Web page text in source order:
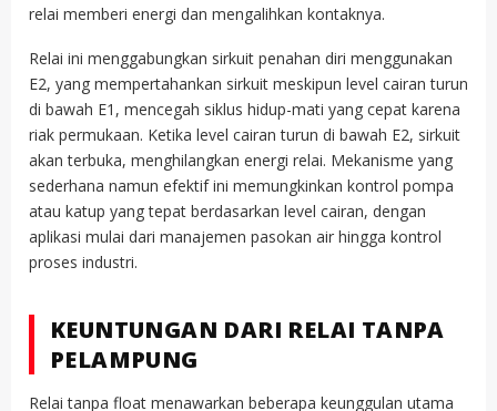
relai memberi energi dan mengalihkan kontaknya.
Relai ini menggabungkan sirkuit penahan diri menggunakan
E2, yang mempertahankan sirkuit meskipun level cairan turun
di bawah E1, mencegah siklus hidup-mati yang cepat karena
riak permukaan. Ketika level cairan turun di bawah E2, sirkuit
akan terbuka, menghilangkan energi relai. Mekanisme yang
sederhana namun efektif ini memungkinkan kontrol pompa
atau katup yang tepat berdasarkan level cairan, dengan
aplikasi mulai dari manajemen pasokan air hingga kontrol
proses industri.
KEUNTUNGAN DARI RELAI TANPA
PELAMPUNG
Relai tanpa float menawarkan beberapa keunggulan utama